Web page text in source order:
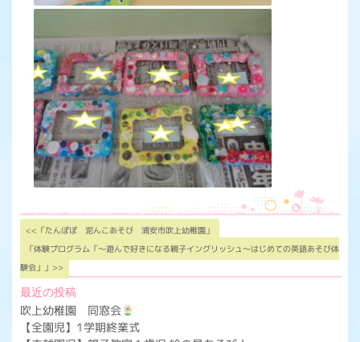
<<「たんぽぽ 泥んこあそび 浦安市吹上幼稚園」
「体験プログラム「～遊んで好きになる親子イングリッシュ～はじめての英語あそび体
験会」」>>
最近の投稿
吹上幼稚園 同窓会
【全園児】1学期終業式